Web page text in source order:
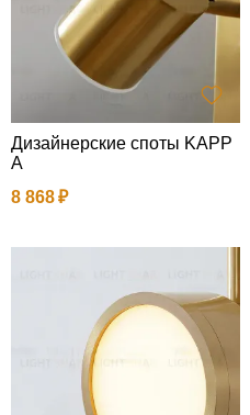
Дизайнерские споты KAPP
A
8 868